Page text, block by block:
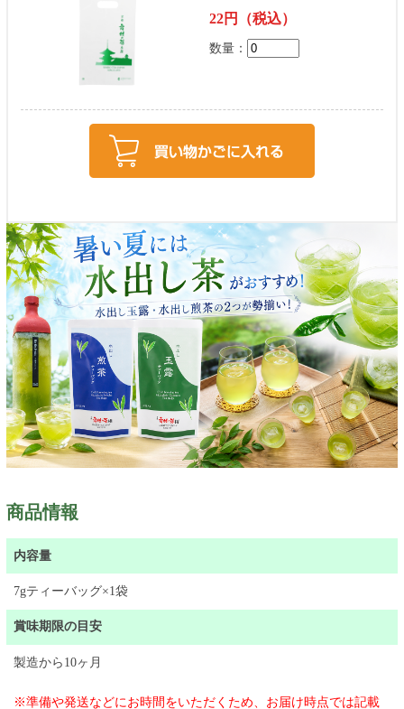
22円（税込）
数量：
商品情報
内容量
7gティーバッグ×1袋
賞味期限の目安
製造から10ヶ月
※準備や発送などにお時間をいただくため、お届け時点では記載